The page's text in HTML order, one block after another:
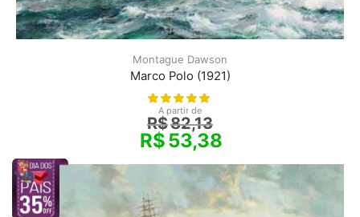
Montague Dawson
Marco Polo (1921)
A partir de
R$82,13
R$53,38